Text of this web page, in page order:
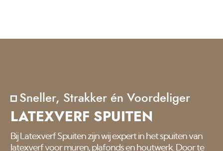
Sneller, Strakker én Voordeliger
LATEXVERF SPUITEN
Bij Latexverf Spuiten zijn wij expert in het spuiten van
latexverf voor muren, plafonds en houtwerk. Door te